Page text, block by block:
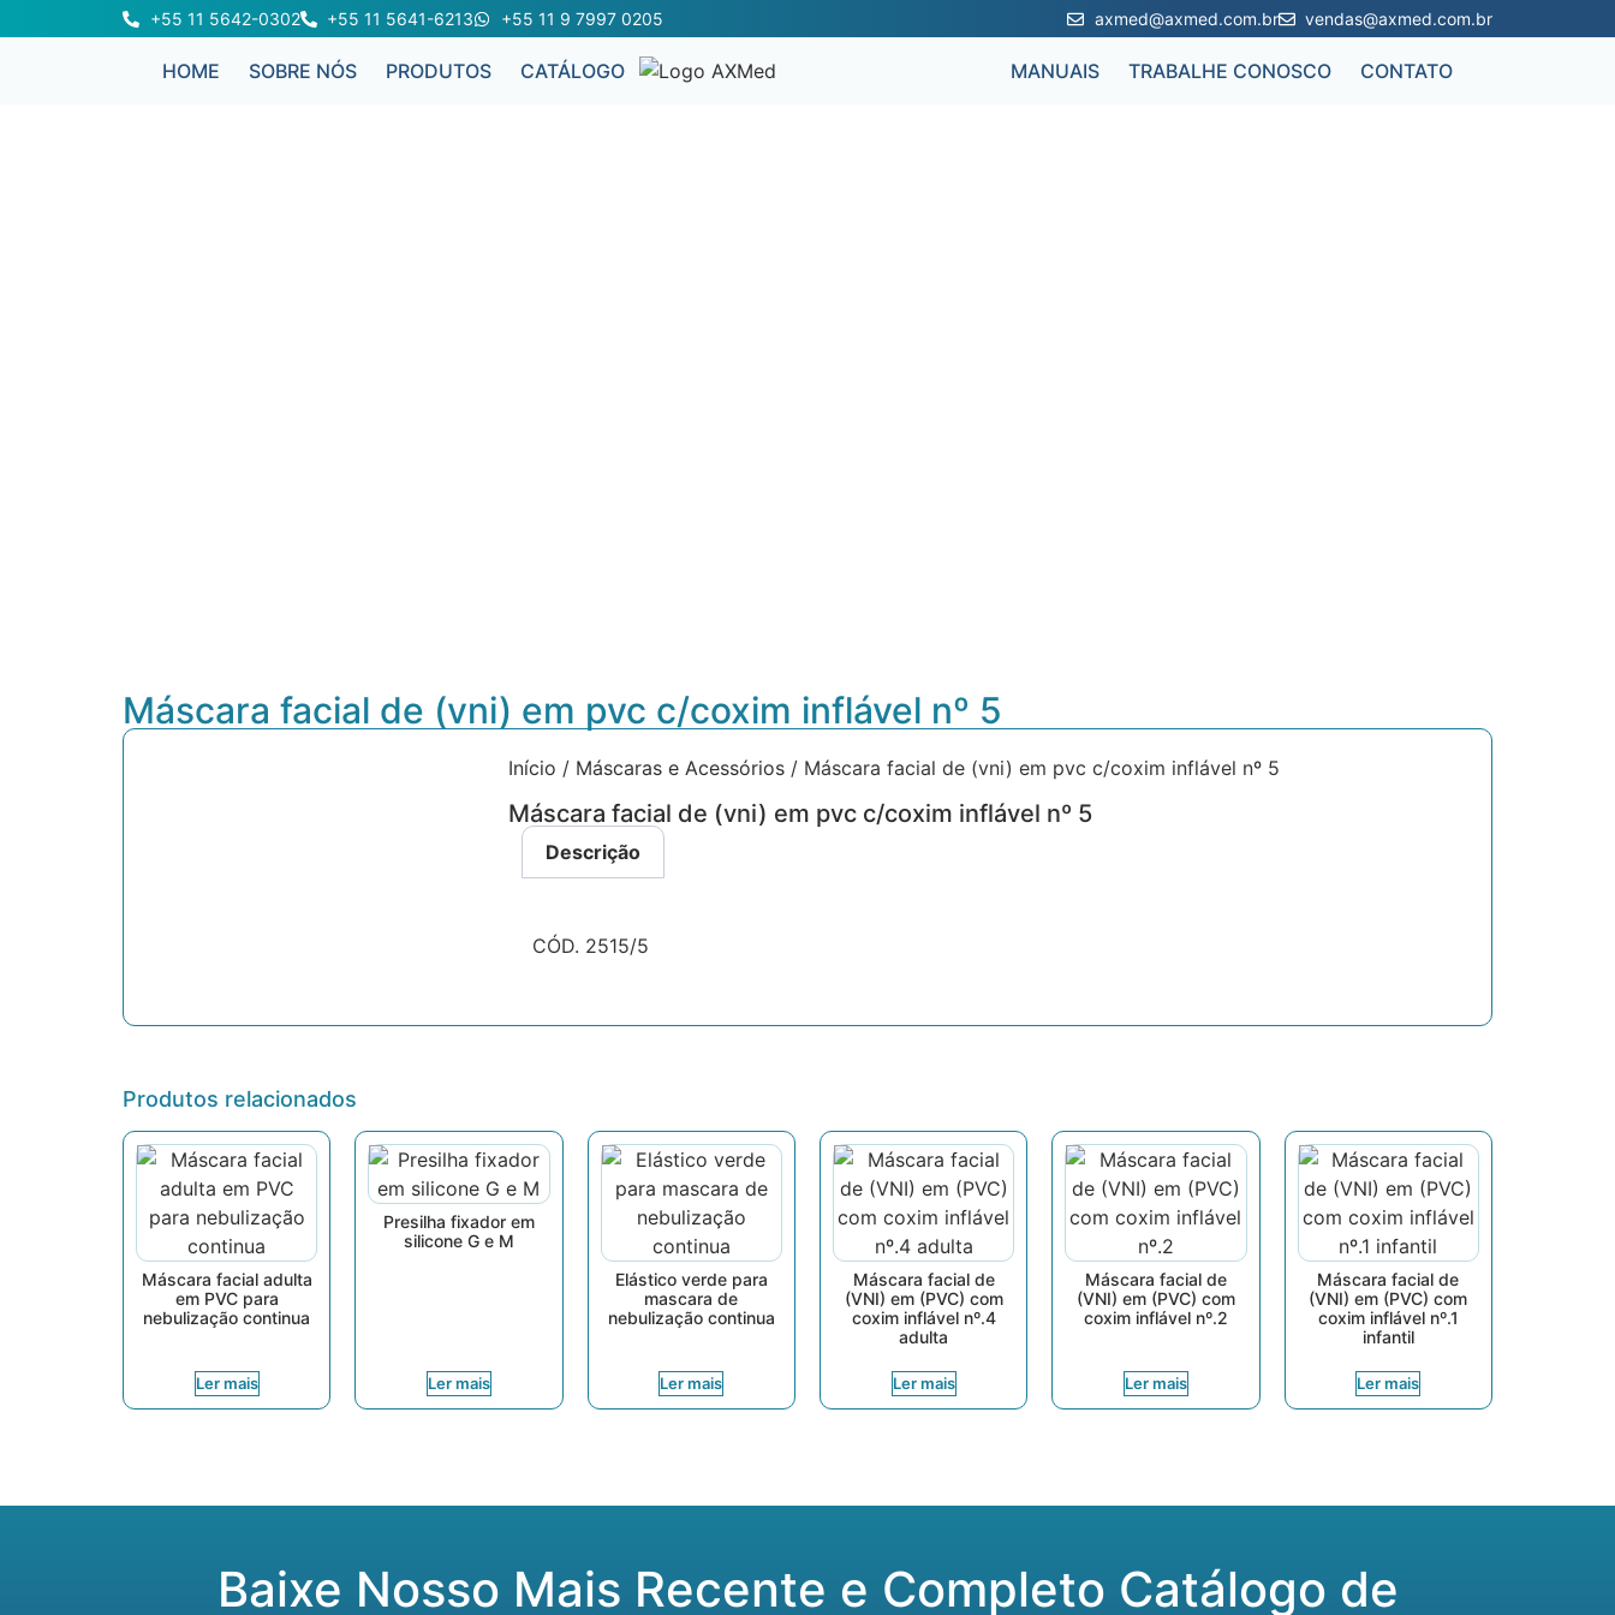
+55 11 5642-0302 +55 11 5641-6213 +55 11 9 7997 0205 axmed@axmed.com.br vendas@axmed.com.br
HOME SOBRE NÓS PRODUTOS CATÁLOGO MANUAIS TRABALHE CONOSCO CONTATO
Máscara facial de (vni) em pvc c/coxim inflável nº 5
Início / Máscaras e Acessórios/ Máscara facial de (vni) em pvc c/coxim inflável nº 5
Máscara facial de (vni) em pvc c/coxim inflável nº 5
Descrição
CÓD. 2515/5
Produtos relacionados
Máscara facial adulta
em PVC para
nebulização continua
Ler mais
Presilha fixador em
silicone G e M
Ler mais
Elástico verde para
mascara de
nebulização continua
Ler mais
Máscara facial de
(VNI) em (PVC) com
coxim inflável nº.4
adulta
Ler mais
Máscara facial de
(VNI) em (PVC) com
coxim inflável nº.2
Ler mais
Máscara facial de
(VNI) em (PVC) com
coxim inflável nº.1
infantil
Ler mais
Baixe Nosso Mais Recente e Completo Catálogo de